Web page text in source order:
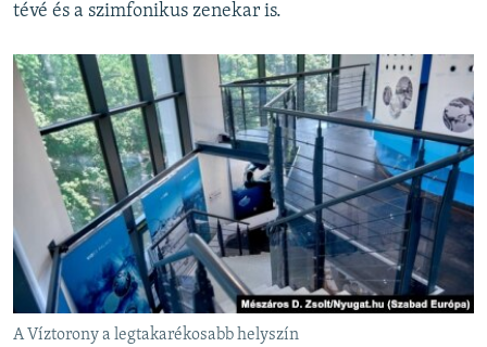
tévé és a szimfonikus zenekar is.
A Víztorony a legtakarékosabb helyszín